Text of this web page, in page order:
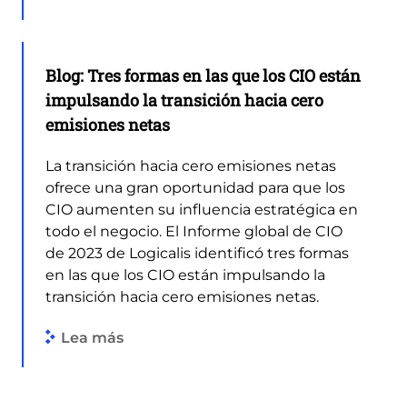
Blog: Tres formas en las que los CIO están
impulsando la transición hacia cero
emisiones netas
La transición hacia cero emisiones netas
ofrece una gran oportunidad para que los
CIO aumenten su influencia estratégica en
todo el negocio. El Informe global de CIO
de 2023 de Logicalis identificó tres formas
en las que los CIO están impulsando la
transición hacia cero emisiones netas.
Lea más